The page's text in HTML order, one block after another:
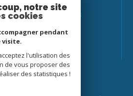
notre site
cookies
pendant
l'utilisation des
de vous proposer des
des statistiques !